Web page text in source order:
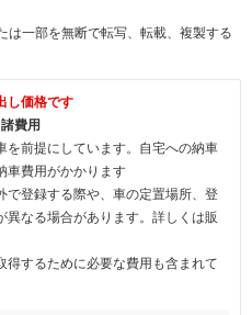
一部を無断で転写、転載、複製する
し価格です
費用
前提にしています。自宅への納車
車費用がかかります
登録する際や、車の定置場所、登
なる場合があります。詳しくは販
するために必要な費用も含まれて